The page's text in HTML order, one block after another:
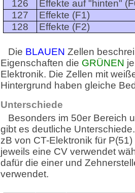
126
Effekte auf "hinten"
127
Effekte (F1)
128
Effekte (F2)
Die BLAUEN Zellen
Eigenschaften die GRÜNEN
Elektronik. Die Zellen mit
Hintergrund haben gleiche
Unterschiede
Besonders im 50er Bereich
gibt es deutliche
zB von CT-Elektronik für
jeweils eine CV verwendet
dafür die einer und
verwendet.